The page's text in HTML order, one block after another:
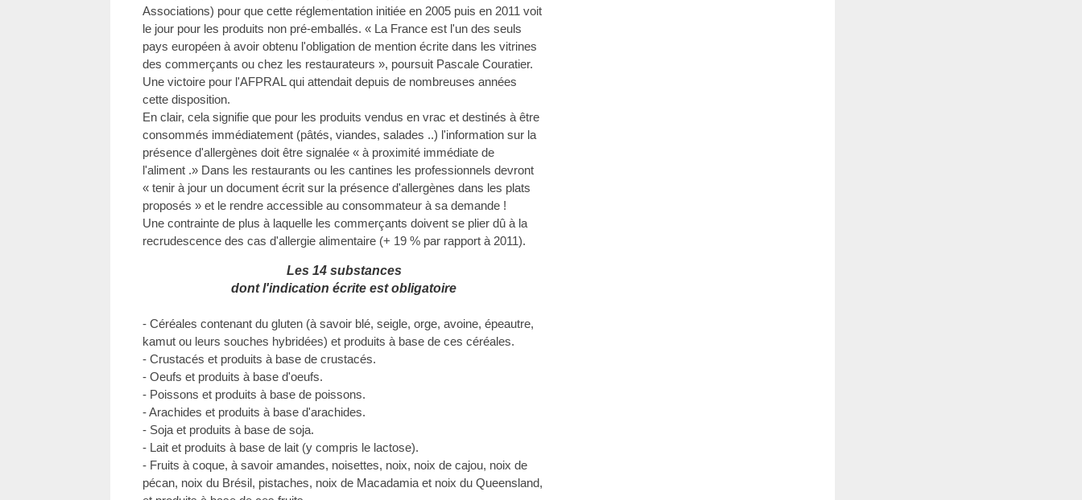
Associations) pour que cette réglementation initiée en 2005 puis en 2011 voit
le jour pour les produits non pré-emballés. « La France est l'un des seuls
pays européen à avoir obtenu l'obligation de mention écrite dans les vitrines
des commerçants ou chez les restaurateurs », poursuit Pascale Couratier.
Une victoire pour l'AFPRAL qui attendait depuis de nombreuses années
cette disposition.
En clair, cela signifie que pour les produits vendus en vrac et destinés à être
consommés immédiatement (pâtés, viandes, salades ..) l'information sur la
présence d'allergènes doit être signalée « à proximité immédiate de
l'aliment .» Dans les restaurants ou les cantines les professionnels devront
« tenir à jour un document écrit sur la présence d'allergènes dans les plats
proposés » et le rendre accessible au consommateur à sa demande !
Une contrainte de plus à laquelle les commerçants doivent se plier dû à la
recrudescence des cas d'allergie alimentaire (+ 19 % par rapport à 2011).
Les 14 substances
dont l'indication écrite est obligatoire
- Céréales contenant du gluten (à savoir blé, seigle, orge, avoine, épeautre,
kamut ou leurs souches hybridées) et produits à base de ces céréales.
- Crustacés et produits à base de crustacés.
- Oeufs et produits à base d'oeufs.
- Poissons et produits à base de poissons.
- Arachides et produits à base d'arachides.
- Soja et produits à base de soja.
- Lait et produits à base de lait (y compris le lactose).
- Fruits à coque, à savoir amandes, noisettes, noix, noix de cajou, noix de
pécan, noix du Brésil, pistaches, noix de Macadamia et noix du Queensland,